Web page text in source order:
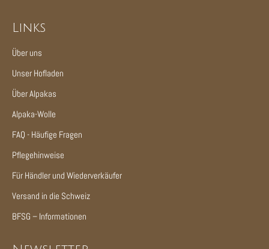
Links
Über uns
Unser Hofladen
Über Alpakas
Alpaka-Wolle
FAQ - Häufige Fragen
Pflegehinweise
Für Händler und Wiederverkäufer
Versand in die Schweiz
BFSG – Informationen